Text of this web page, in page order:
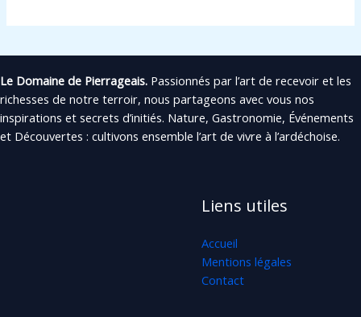
Le Domaine de Pierrageais. Passionnés par l’art de recevoir et les
richesses de notre terroir, nous partageons avec vous nos
inspirations et secrets d’initiés. Nature, Gastronomie, Événements
et Découvertes : cultivons ensemble l’art de vivre à l’ardéchoise.
Liens utiles
Accueil
Mentions légales
Contact